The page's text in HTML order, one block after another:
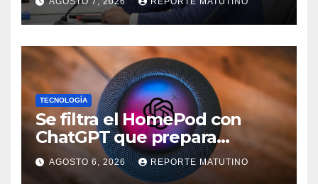
Venezuela
TECNOLOGÍA
Se filtra el HomePod con
ChatGPT que prepara
OpenAI y su diseño es una
locura
AGOSTO 6, 2026 REPORTE MATUTINO